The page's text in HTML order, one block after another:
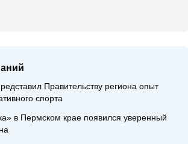
Правительству региона опыт
спорта
в Пермском крае появился уверенный